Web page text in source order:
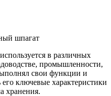
в различных
промышленности,
свои функции и
ключевые характеристики
хранения.